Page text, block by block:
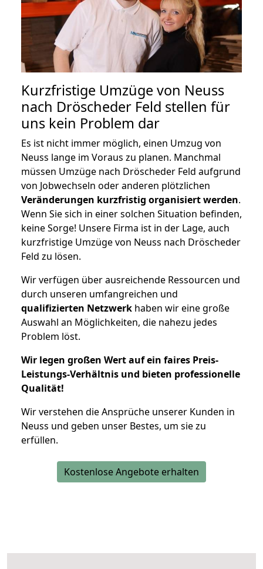
Kurzfristige Umzüge von Neuss
nach Dröscheder Feld stellen für
uns kein Problem dar
Es ist nicht immer möglich, einen Umzug von
Neuss lange im Voraus zu planen. Manchmal
müssen Umzüge nach Dröscheder Feld aufgrund
von Jobwechseln oder anderen plötzlichen
Veränderungen kurzfristig organisiert werden.
Wenn Sie sich in einer solchen Situation befinden,
keine Sorge! Unsere Firma ist in der Lage, auch
kurzfristige Umzüge von Neuss nach Dröscheder
Feld zu lösen.
Wir verfügen über ausreichende Ressourcen und
durch unseren umfangreichen und
qualifizierten Netzwerk haben wir eine große
Auswahl an Möglichkeiten, die nahezu jedes
Problem löst.
Wir legen großen Wert auf ein faires Preis-
Leistungs-Verhältnis und bieten professionelle
Qualität!
Wir verstehen die Ansprüche unserer Kunden in
Neuss und geben unser Bestes, um sie zu
erfüllen.
Kostenlose Angebote erhalten